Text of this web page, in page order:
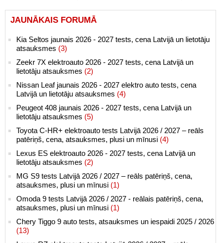
JAUNĀKAIS FORUMĀ
Kia Seltos jaunais 2026 - 2027 tests, cena Latvijā un lietotāju
atsauksmes (3)
Zeekr 7X elektroauto 2026 - 2027 tests, cena Latvijā un
lietotāju atsauksmes (2)
Nissan Leaf jaunais 2026 - 2027 elektro auto tests, cena
Latvijā un lietotāju atsauksmes (4)
Peugeot 408 jaunais 2026 - 2027 tests, cena Latvijā un
lietotāju atsauksmes (5)
Toyota C-HR+ elektroauto tests Latvijā 2026 / 2027 – reāls
patēriņš, cena, atsauksmes, plusi un mīnusi (4)
Lexus ES elektroauto 2026 - 2027 tests, cena Latvijā un
lietotāju atsauksmes (2)
MG S9 tests Latvijā 2026 / 2027 – reāls patēriņš, cena,
atsauksmes, plusi un mīnusi (1)
Omoda 9 tests Latvijā 2026 / 2027 - reālais patēriņš, cena,
atsauksmes, plusi un mīnusi (1)
Chery Tiggo 9 auto tests, atsauksmes un iespaidi 2025 / 2026
(13)